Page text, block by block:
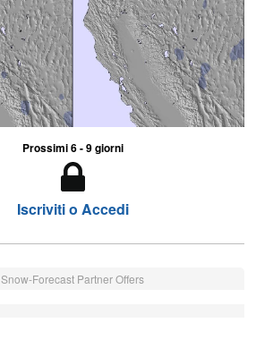
Prossimi 6 - 9 giorni
Iscriviti o Accedi
Snow-Forecast Partner Offers